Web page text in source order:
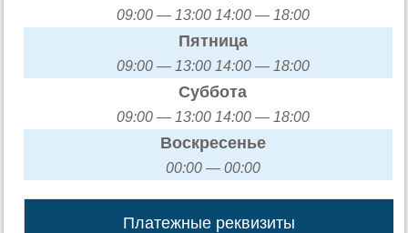
09:00 — 13:00 14:00 — 18:00
Пятница
09:00 — 13:00 14:00 — 18:00
Суббота
09:00 — 13:00 14:00 — 18:00
Воскресенье
00:00 — 00:00
Платежные реквизиты